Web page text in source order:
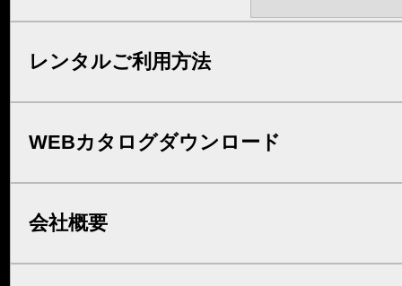
レンタルご利用方法
WEBカタログダウンロード
会社概要